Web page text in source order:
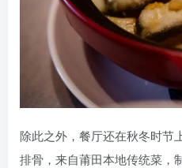
除此之外，餐厅还在秋冬时节
排骨，来自莆田本地传统菜，